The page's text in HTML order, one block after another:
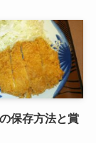
保存方法と賞